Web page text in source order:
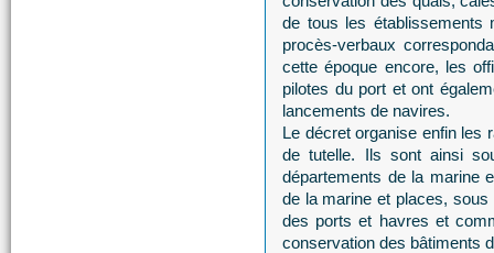
de tous les établissements
procès-verbaux
cette époque encore, les
pilotes du port et ont
lancements de navires.
Le décret organise enfin les
de tutelle. Ils sont ainsi
départements de la marine
de la marine et places,
des ports et havres et
conservation des bâtiments